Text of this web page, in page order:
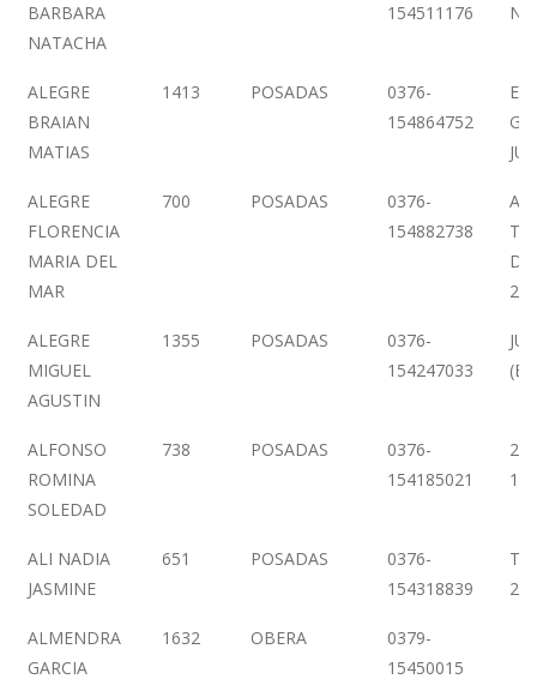
BARBARA
NATACHA
154511176
Nº
ALEGRE
BRAIAN
MATIAS
1413 POSADAS
0376-
154864752
ALEGRE
FLORENCIA
MARIA DEL
MAR
700 POSADAS
0376-
154882738
AV.
DE
ALEGRE
MIGUEL
AGUSTIN
1355 POSADAS
0376-
154247033
ALFONSO
ROMINA
SOLEDAD
738 POSADAS
0376-
154185021
25
ALI NADIA
JASMINE
651 POSADAS
0376-
154318839
ALMENDRA
GARCIA
1632 OBERA
0379-
15450015